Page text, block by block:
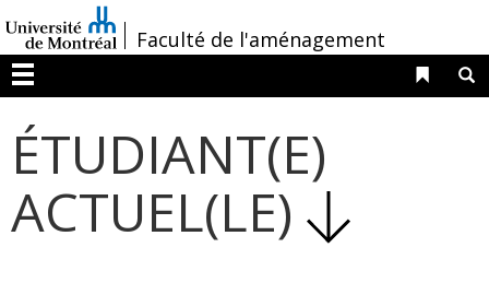
au
contenu
/Faculté de l'aménagement
Menu
Liens
ÉTUDIANT(E)
ACTUEL(LE)